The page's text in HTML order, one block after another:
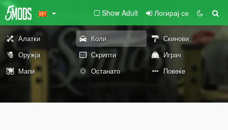
Show Adult Логирај се
Алатки Коли
Скинови
Оружја
Скрипти
Играч
Мапи
Останато Повеќе